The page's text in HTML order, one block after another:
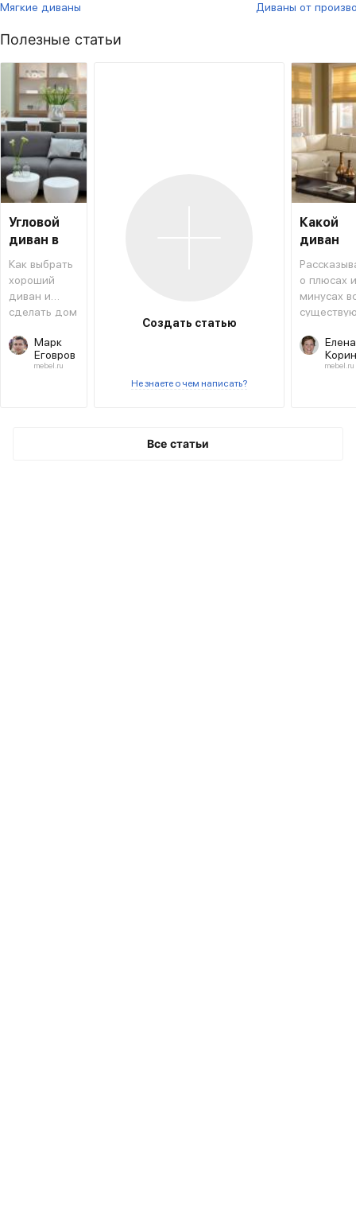
Мягкие диваны
Диваны от
Полезные статьи
Угловой
диван в
интерьере
Как выбрать
хороший
диван и
сделать дом
Марк
Еговров
mebel.ru
Создать статью
Не знаете о чем написать?
Какой
диван
выбрать
о плюсах и
минусах
диванов.
Елена
mebel.ru
Все статьи